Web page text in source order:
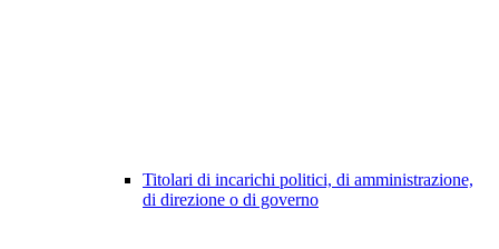
Titolari di incarichi politici, di amministrazione,
di direzione o di governo